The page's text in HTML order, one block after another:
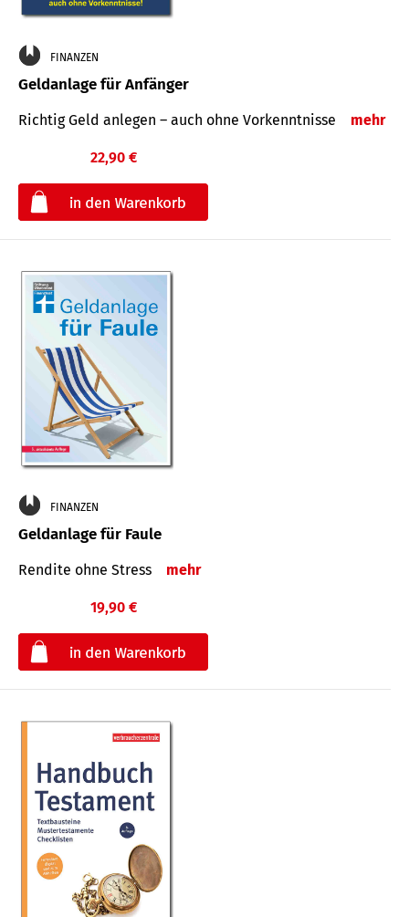
FINANZEN
Geldanlage für Anfänger
Richtig Geld anlegen – auch ohne Vorkenntnisse mehr
22,90 €
FINANZEN
Geldanlage für Faule
Rendite ohne Stress mehr
19,90 €